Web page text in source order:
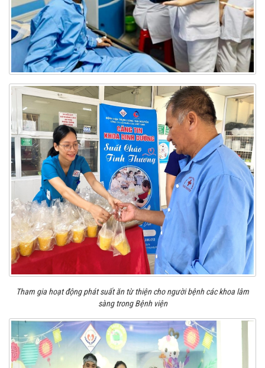
Tham gia hoạt động phát suất ăn từ thiện cho người bệnh các khoa lâm
sàng trong Bệnh viện